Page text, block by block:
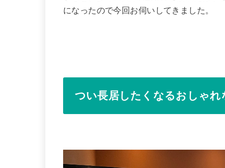
になったので今回お伺いしてきました。
つい長居したくなるおしゃれ